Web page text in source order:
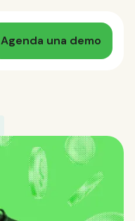
Agenda una demo